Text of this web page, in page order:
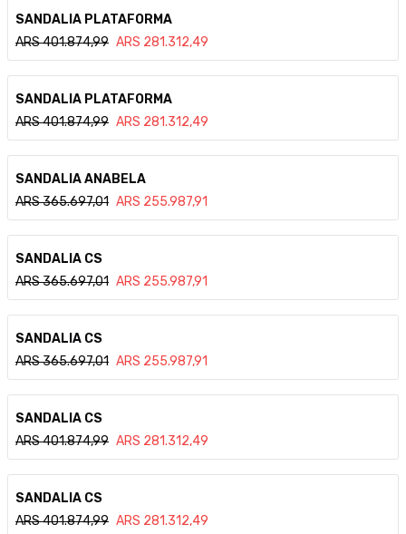
SANDALIA PLATAFORMA
ARS401.874,99 ARS 281.312,49
SANDALIA PLATAFORMA
ARS401.874,99 ARS 281.312,49
SANDALIA ANABELA
ARS365.697,01 ARS 255.987,91
SANDALIA CS
ARS365.697,01 ARS 255.987,91
SANDALIA CS
ARS365.697,01 ARS 255.987,91
SANDALIA CS
ARS401.874,99 ARS 281.312,49
SANDALIA CS
ARS401.874,99 ARS 281.312,49